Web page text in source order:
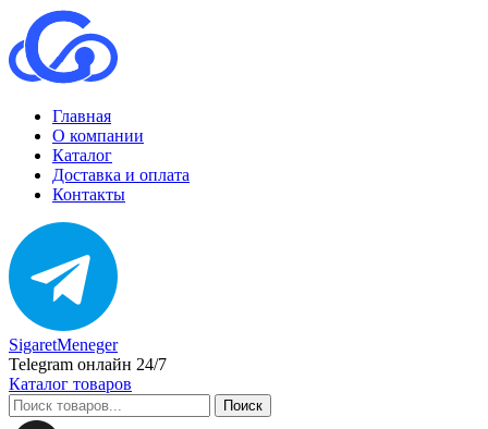
Главная
О компании
Каталог
Доставка и оплата
Контакты
SigaretMeneger
Telegram онлайн 24/7
Каталог товаров
Поиск